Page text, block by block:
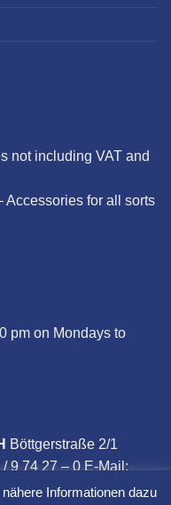
not including VAT and
Accessories for all sorts
pm on Mondays to
Böttgerstraße 2/1
9 74 27 – 0 E-Mail:
Informationen dazu